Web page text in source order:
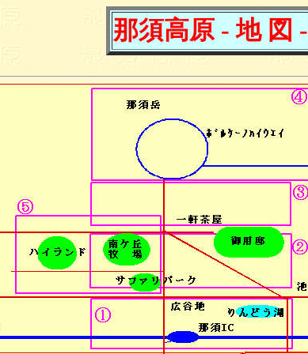
那須高原 - 地 図 -